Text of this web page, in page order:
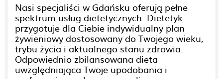
Nasi specjaliści w Gdańsku oferują pełne
spektrum usług dietetycznych. Dietetyk
przygotuje dla Ciebie indywidualny plan
żywieniowy dostosowany do Twojego wieku,
trybu życia i aktualnego stanu zdrowia.
Odpowiednio zbilansowana dieta
uwzględniająca Twoje upodobania i